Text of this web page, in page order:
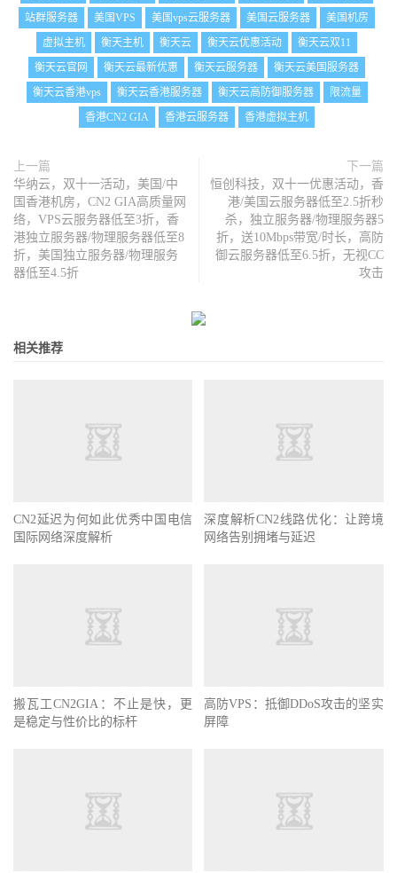
站群服务器
美国VPS 美国vps云服务器 美国云服务器
美国机房
虚拟主机
衡天主机 衡天云 衡天云优惠活动
衡天云双11
衡天云官网
衡天云最新优惠 衡天云服务器
衡天云美国服务器
衡天云香港vps
衡天云香港服务器 衡天云高防御服务器
限流量
香港CN2 GIA
香港云服务器 香港虚拟主机
上一篇
华纳云，双十一活动，美国/中
国香港机房，CN2 GIA高质量网
络，VPS云服务器低至3折，香
港独立服务器/物理服务器低至8
折，美国独立服务器/物理服务
器低至4.5折
下一篇
恒创科技，双十一优惠活动，香
港/美国云服务器低至2.5折秒
杀，独立服务器/物理服务器5
折，送10Mbps带宽/时长，高防
御云服务器低至6.5折，无视CC
攻击
相关推荐
CN2延迟为何如此优秀中国电信
国际网络深度解析
深度解析CN2线路优化：让跨境
网络告别拥堵与延迟
搬瓦工CN2GIA：不止是快，更
是稳定与性价比的标杆
高防VPS：抵御DDoS攻击的坚实
屏障